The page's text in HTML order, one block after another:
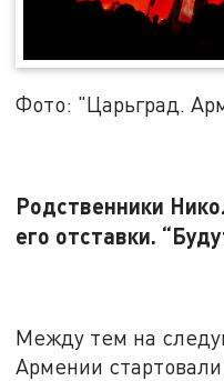
Фото: "Царьград.
Родственники
его отставки.
Между тем на
Армении